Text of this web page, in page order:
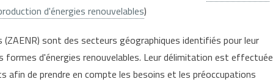
d'énergies renouvelables)
(ZAENR) sont des secteurs géographiques identifiés pour leur
d'énergies renouvelables. Leur délimitation est effectuée
afin de prendre en compte les besoins et les préoccupations